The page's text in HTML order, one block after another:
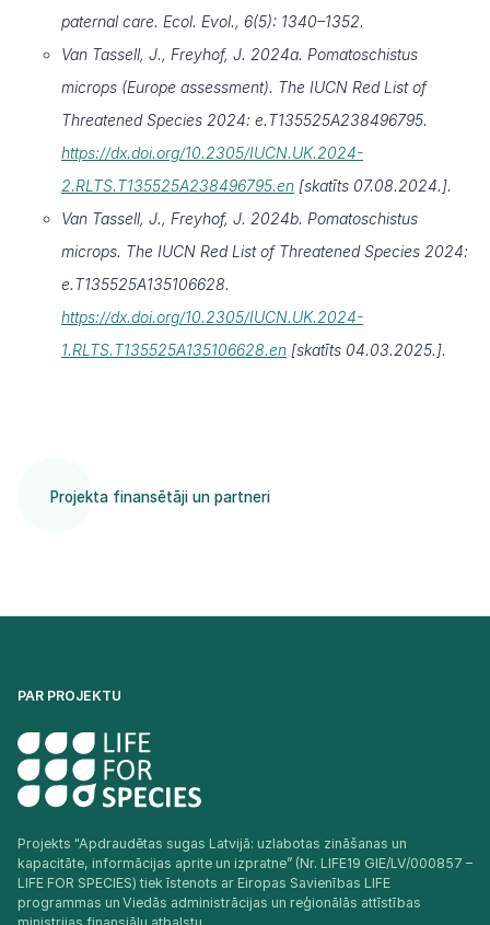
paternal care. Ecol. Evol., 6(5): 1340–1352.
Van Tassell, J., Freyhof, J. 2024a. Pomatoschistus
microps (Europe assessment). The IUCN Red List of
Threatened Species 2024: e.T135525A238496795.
https://dx.doi.org/10.2305/IUCN.UK.2024-
2.RLTS.T135525A238496795.en [skatīts 07.08.2024.].
Van Tassell, J., Freyhof, J. 2024b. Pomatoschistus
microps. The IUCN Red List of Threatened Species 2024:
e.T135525A135106628.
https://dx.doi.org/10.2305/IUCN.UK.2024-
1.RLTS.T135525A135106628.en [skatīts 04.03.2025.].
Projekta finansētāji un partneri
PAR PROJEKTU
Projekts "Apdraudētas sugas Latvijā: uzlabotas zināšanas un
kapacitāte, informācijas aprite un izpratne” (Nr. LIFE19 GIE/LV/000857 –
LIFE FOR SPECIES) tiek īstenots ar Eiropas Savienības LIFE
programmas un Viedās administrācijas un reģionālās attīstības